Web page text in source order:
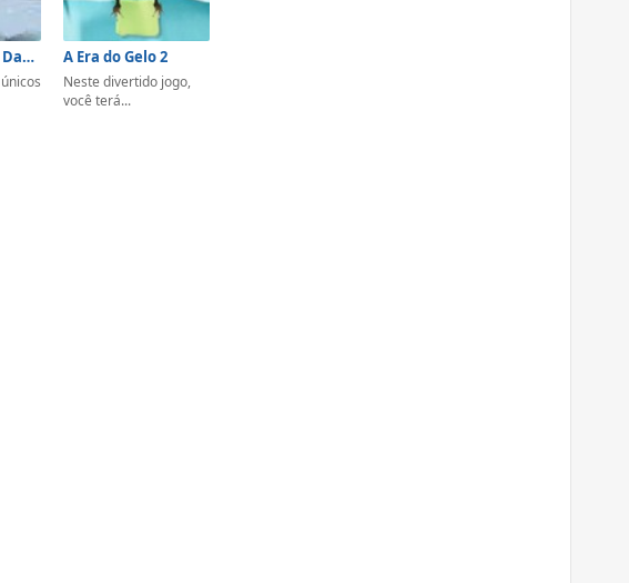
A Era do Gelo 3 Dawn Of The Dinosaurs A Era do Gelo 2
Neste divertido jogo,
você terá...